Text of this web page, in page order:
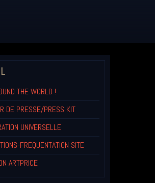
THE WORLD !
DE PRESSE/PRESS KIT
UNIVERSELLE
FREQUENTATION SITE
ARTPRICE